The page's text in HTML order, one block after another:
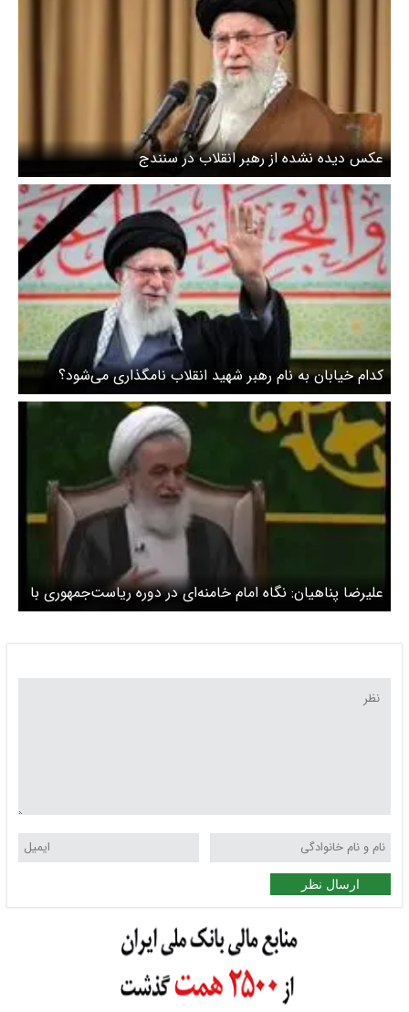
عکس دیده نشده از رهبر انقلاب در سنندج
کدام خیابان به نام رهبر شهید انقلاب نامگذاری می‌شود؟
علیرضا پناهیان: نگاه امام خامنه‌ای در دوره ریاست‌جمهوری با
دوره رهبری تفاوت داشت + ویدئو
ارسال نظر